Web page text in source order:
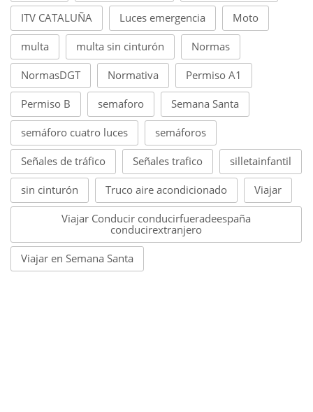
ITV CATALUÑA Luces emergencia Moto
multa multa sin cinturón Normas
NormasDGT Normativa Permiso A1
Permiso B semaforo Semana Santa
semáforo cuatro luces semáforos
Señales de tráfico Señales trafico silletainfantil
sin cinturón Truco aire acondicionado Viajar
Viajar Conducir conducirfueradeespaña
conducirextranjero
Viajar en Semana Santa